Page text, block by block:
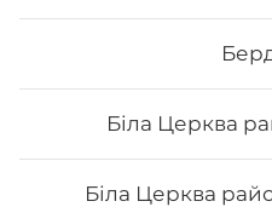
Біла Церква
Біла Церква